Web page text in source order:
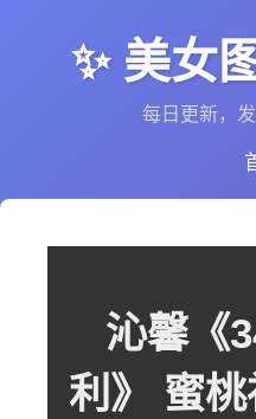
✨ 美女
每日更新，
沁馨《
利》 蜜